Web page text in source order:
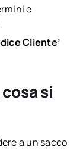
e
Cliente’
si
a un sacco